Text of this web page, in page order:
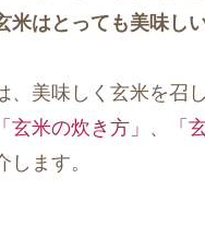
米はとっても美味し
、美味しく玄米を召
「玄米の炊き方」 、
「
します。